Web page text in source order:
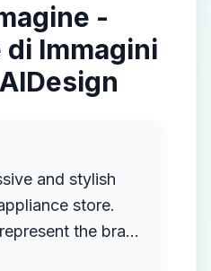
-
Immagini
and stylish
store.
the brand
in a creative,